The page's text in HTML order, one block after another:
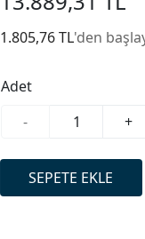
1.805,76 TL'den
Adet
-
+